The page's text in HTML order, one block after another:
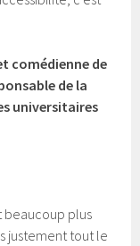
comédienne de
de la
universitaires
beaucoup plus
justement tout le